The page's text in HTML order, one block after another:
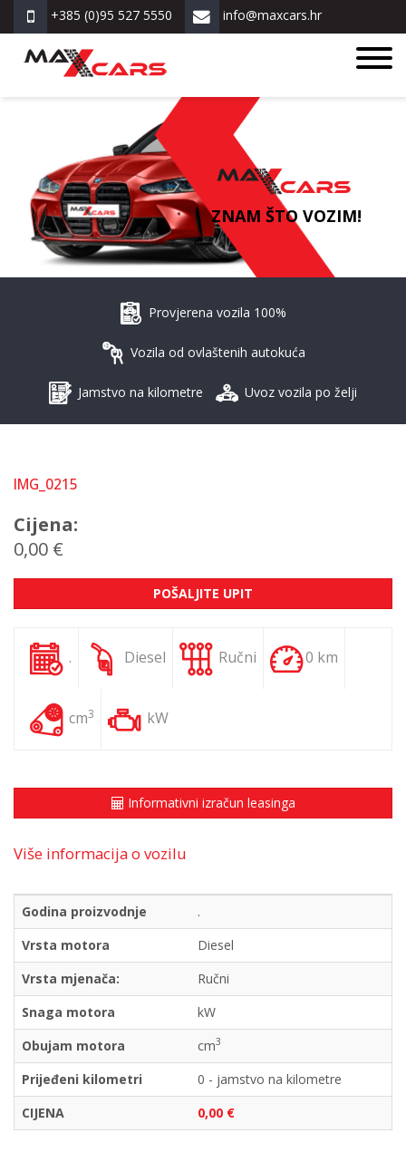
+385 (0)95 527 5550 info@maxcars.hr
ZNAM ŠTO VOZIM!
Provjerena vozila 100%
Vozila od ovlaštenih autokuća
Jamstvo na kilometre Uvoz vozila po želji
IMG_0215
Cijena:
0,00 €
POŠALJITE UPIT
. Diesel Ručni 0 km
cm3 kW
Informativni izračun leasinga
Više informacija o vozilu
Godina proizvodnje
.
Vrsta motora
Diesel
Vrsta mjenača:
Ručni
Snaga motora
kW
Obujam motora
cm3
Prijeđeni kilometri
0 - jamstvo na kilometre
CIJENA
0,00 €